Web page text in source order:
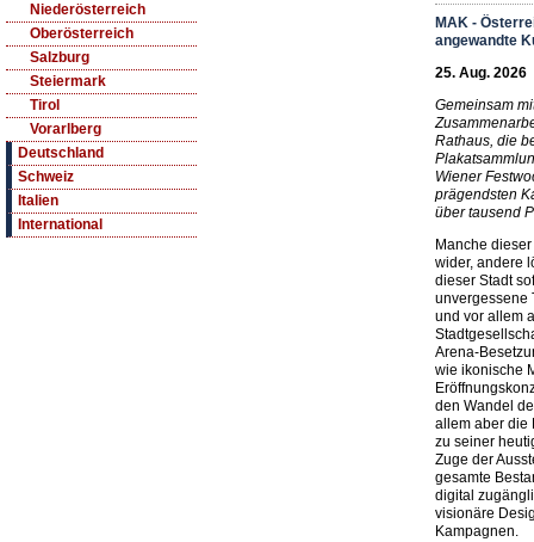
Niederösterreich
Oberösterreich
Salzburg
Steiermark
Tirol
Vorarlberg
Deutschland
Schweiz
Italien
International
MAK -
angewandte
25. Aug. 2026
Gemeinsam
Rathaus, die
Wiener
prägendsten
über tausend
Manche
wider, andere
dieser Stadt
unvergessene
und vor allem
Arena-
wie ikonische
den Wandel
allem aber die
zu seiner
Zuge der
gesamte
digital
visionäre
Kampagnen.